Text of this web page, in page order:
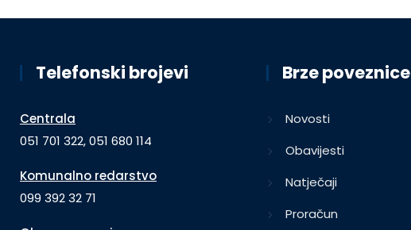
Telefonski brojevi
Centrala
051 701 322, 051 680 114
Komunalno redarstvo
099 392 32 71
Brze poveznice
Novosti
Obavijesti
Natječaji
Proračun